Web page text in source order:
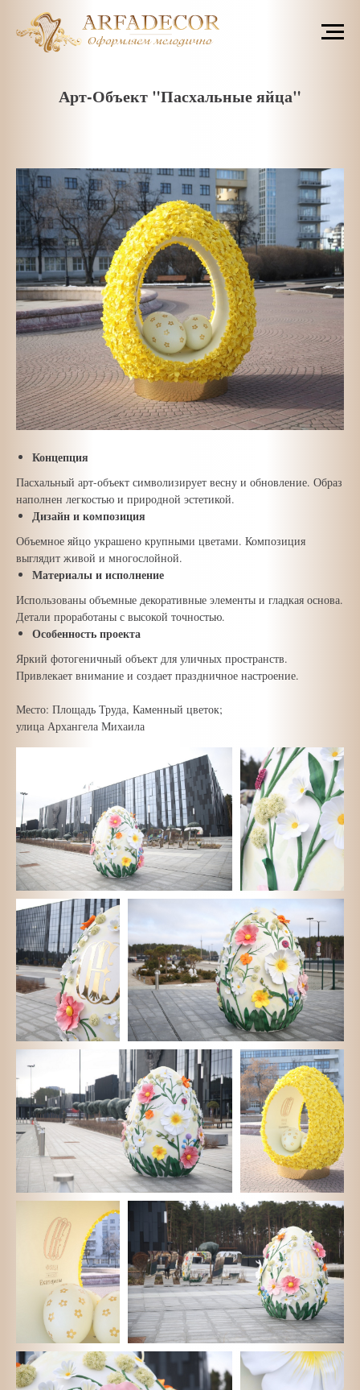
Арт-Объект "Пасхальные яйца"
Концепция
Пасхальный арт-объект символизирует весну и обновление. Образ
наполнен легкостью и природной эстетикой.
Дизайн и композиция
Объемное яйцо украшено крупными цветами. Композиция
выглядит живой и многослойной.
Материалы и исполнение
Использованы объемные декоративные элементы и гладкая основа.
Детали проработаны с высокой точностью.
Особенность проекта
Яркий фотогеничный объект для уличных пространств.
Привлекает внимание и создает праздничное настроение.
Место: Площадь Труда, Каменный цветок;
улица Архангела Михаила